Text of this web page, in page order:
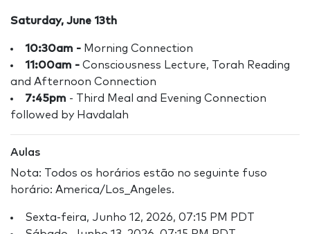
Saturday, June 13th
10:30am - Morning Connection
11:00am - Consciousness Lecture, Torah Reading
and Afternoon Connection
7:45pm - Third Meal and Evening Connection
followed by Havdalah
Aulas
Nota: Todos os horários estão no seguinte fuso
horário: America/Los_Angeles.
Sexta-feira, Junho 12, 2026, 07:15 PM PDT